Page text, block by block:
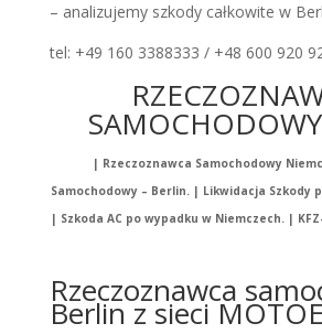
– analizujemy szkody całkowite w
tel: +49 160 3388333 / +48 600 920
| Rzeczoznawca Samochodowy
Samochodowy – Berlin. | Likwidacja Szkody
| Szkoda AC po wypadku w Niemczech. |
Rzeczoznawca
Berlin z sieci